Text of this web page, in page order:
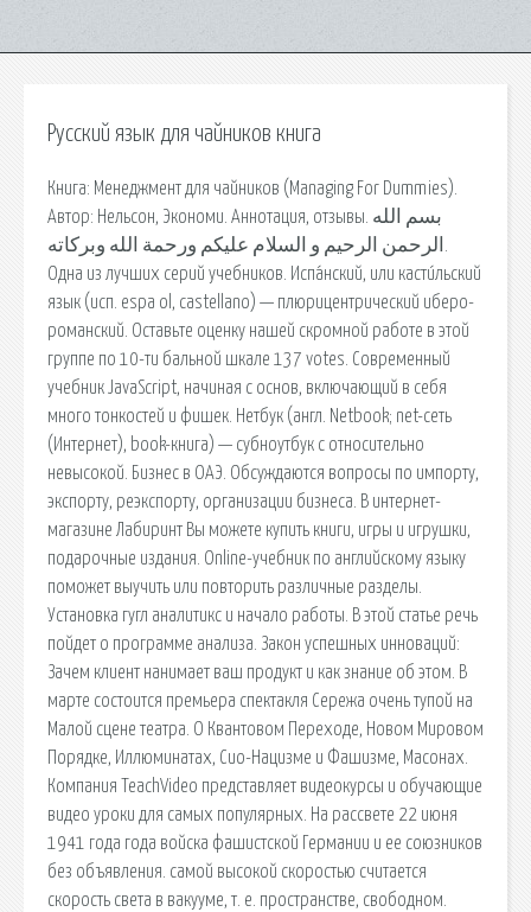
Русский язык для чайников книга
Книга: Менеджмент для чайников (Managing For Dummies).
Автор: Нельсон, Экономи. Аннотация, отзывы. بسم الله
الرحمن الرحيم و السلام عليكم ورحمة الله وبركاته.
Одна из лучших серий учебников. Испа́нский, или касти́льский
язык (исп. espa ol, castellano) — плюрицентрический иберо-
романский. Оставьте оценку нашей скромной работе в этой
группе по 10-ти бальной шкале 137 votes. Современный
учебник JavaScript, начиная с основ, включающий в себя
много тонкостей и фишек. Нетбук (англ. Netbook; net-сеть
(Интернет), book-книга) — субноутбук с относительно
невысокой. Бизнес в ОАЭ. Обсуждаются вопросы по импорту,
экспорту, реэкспорту, организации бизнеса. В интернет-
магазине Лабиринт Вы можете купить книги, игры и игрушки,
подарочные издания. Online-учебник по английскому языку
поможет выучить или повторить различные разделы.
Установка гугл аналитикс и начало работы. В этой статье речь
пойдет о программе анализа. Закон успешных инноваций:
Зачем клиент нанимает ваш продукт и как знание об этом. В
марте состоится премьера спектакля Сережа очень тупой на
Малой сцене театра. О Квантовом Переходе, Новом Мировом
Порядке, Иллюминатах, Сио-Нацизме и Фашизме, Масонах.
Компания TeachVideo представляет видеокурсы и обучающие
видео уроки для самых популярных. На рассвете 22 июня
1941 года года войска фашистской Германии и ее союзников
без объявления. cамой высокой скоростью считается
скорость света в вакууме, т. е. пространстве, свободном.